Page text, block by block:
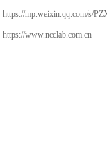
https://mp.weixin.qq.com/s/
https://www.ncclab.com.cn